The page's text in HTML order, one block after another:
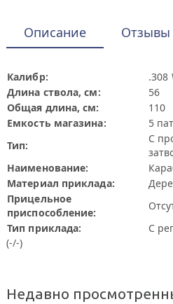
Описание Отзывы
Калибр:
.308
Длина ствола, см:
56
Общая длина, см:
110
Емкость магазина:
5
Тип:
С
Наименование:
Материал приклада:
Прицельное
приспособление:
Тип приклада:
С
(-/-)
Недавно